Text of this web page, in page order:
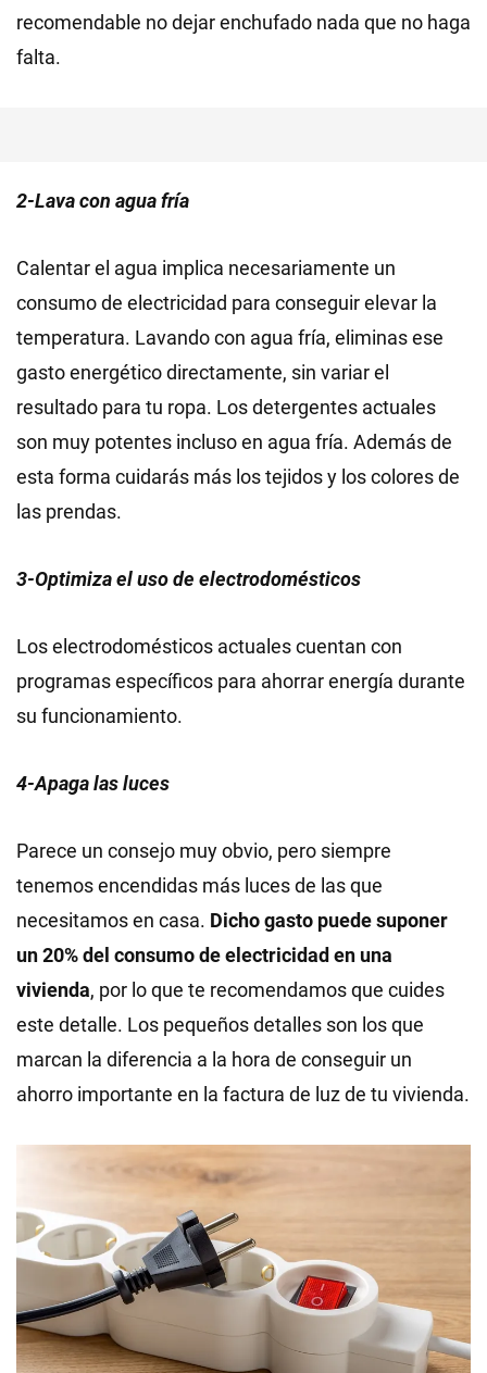
recomendable no dejar enchufado nada que no haga
falta.
2-Lava con agua fría
Calentar el agua implica necesariamente un
consumo de electricidad para conseguir elevar la
temperatura. Lavando con agua fría, eliminas ese
gasto energético directamente, sin variar el
resultado para tu ropa. Los detergentes actuales
son muy potentes incluso en agua fría. Además de
esta forma cuidarás más los tejidos y los colores de
las prendas.
3-Optimiza el uso de electrodomésticos
Los electrodomésticos actuales cuentan con
programas específicos para ahorrar energía durante
su funcionamiento.
4-Apaga las luces
Parece un consejo muy obvio, pero siempre
tenemos encendidas más luces de las que
necesitamos en casa. Dicho gasto puede suponer
un 20% del consumo de electricidad en una
vivienda, por lo que te recomendamos que cuides
este detalle. Los pequeños detalles son los que
marcan la diferencia a la hora de conseguir un
ahorro importante en la factura de luz de tu vivienda.